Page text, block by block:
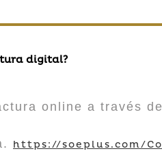
digital?
online a través
https://soeplus.com/